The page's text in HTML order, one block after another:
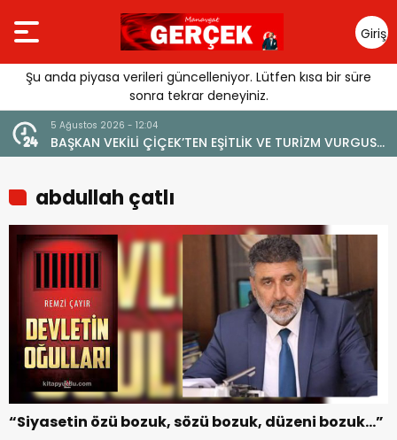
Giriş
Yap
Şu anda piyasa verileri güncelleniyor. Lütfen kısa bir süre
sonra tekrar deneyiniz.
VE TURİZM VURGUSU:
ZARAR VERİLMEMELİ”
YENİ BİR DİN: SOSYAL MEDYA
abdullah çatlı
“Siyasetin özü bozuk, sözü bozuk, düzeni bozuk…”